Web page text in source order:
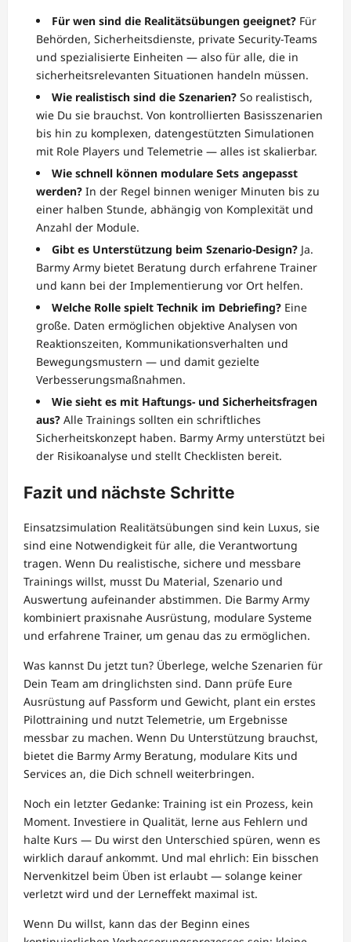
Für wen sind die Realitätsübungen geeignet? Für
Behörden, Sicherheitsdienste, private Security-Teams
und spezialisierte Einheiten — also für alle, die in
sicherheitsrelevanten Situationen handeln müssen.
Wie realistisch sind die Szenarien? So realistisch,
wie Du sie brauchst. Von kontrollierten Basisszenarien
bis hin zu komplexen, datengestützten Simulationen
mit Role Players und Telemetrie — alles ist skalierbar.
Wie schnell können modulare Sets angepasst
werden? In der Regel binnen weniger Minuten bis zu
einer halben Stunde, abhängig von Komplexität und
Anzahl der Module.
Gibt es Unterstützung beim Szenario-Design? Ja.
Barmy Army bietet Beratung durch erfahrene Trainer
und kann bei der Implementierung vor Ort helfen.
Welche Rolle spielt Technik im Debriefing? Eine
große. Daten ermöglichen objektive Analysen von
Reaktionszeiten, Kommunikationsverhalten und
Bewegungsmustern — und damit gezielte
Verbesserungsmaßnahmen.
Wie sieht es mit Haftungs- und Sicherheitsfragen
aus? Alle Trainings sollten ein schriftliches
Sicherheitskonzept haben. Barmy Army unterstützt bei
der Risikoanalyse und stellt Checklisten bereit.
Fazit und nächste Schritte
Einsatzsimulation Realitätsübungen sind kein Luxus, sie
sind eine Notwendigkeit für alle, die Verantwortung
tragen. Wenn Du realistische, sichere und messbare
Trainings willst, musst Du Material, Szenario und
Auswertung aufeinander abstimmen. Die Barmy Army
kombiniert praxisnahe Ausrüstung, modulare Systeme
und erfahrene Trainer, um genau das zu ermöglichen.
Was kannst Du jetzt tun? Überlege, welche Szenarien für
Dein Team am dringlichsten sind. Dann prüfe Eure
Ausrüstung auf Passform und Gewicht, plant ein erstes
Pilottraining und nutzt Telemetrie, um Ergebnisse
messbar zu machen. Wenn Du Unterstützung brauchst,
bietet die Barmy Army Beratung, modulare Kits und
Services an, die Dich schnell weiterbringen.
Noch ein letzter Gedanke: Training ist ein Prozess, kein
Moment. Investiere in Qualität, lerne aus Fehlern und
halte Kurs — Du wirst den Unterschied spüren, wenn es
wirklich darauf ankommt. Und mal ehrlich: Ein bisschen
Nervenkitzel beim Üben ist erlaubt — solange keiner
verletzt wird und der Lerneffekt maximal ist.
Wenn Du willst, kann das der Beginn eines